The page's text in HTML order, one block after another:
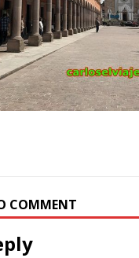
COMMENT